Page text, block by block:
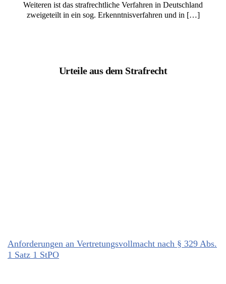
Weiteren ist das strafrechtliche Verfahren in Deutschland
zweigeteilt in ein sog. Erkenntnisverfahren und in […]
Urteile aus dem Strafrecht
Anforderungen an Vertretungsvollmacht nach § 329 Abs.
1 Satz 1 StPO